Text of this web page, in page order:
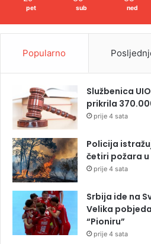
pet sub ned
Popularno
Službenica
prikrila
prije 4 sata
Policija
četiri požara u
prije 4 sata
Srbija ide na
Velika
“Pioniru”
prije 4 sata